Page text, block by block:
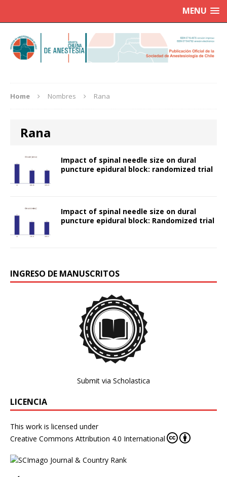
MENU
Home Nombres Rana
Rana
Impact of spinal needle size on dural
puncture epidural block: randomized trial
Impact of spinal needle size on dural
puncture epidural block: Randomized trial
INGRESO DE MANUSCRITOS
Submit via Scholastica
LICENCIA
This work is licensed under
Creative Commons Attribution 4.0 International